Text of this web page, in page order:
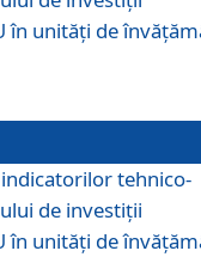
în unități de
tehnico-
de investiții
în unități de